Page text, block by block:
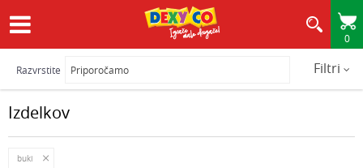
0
Izdelkov
Razvrstite Filtri
buki